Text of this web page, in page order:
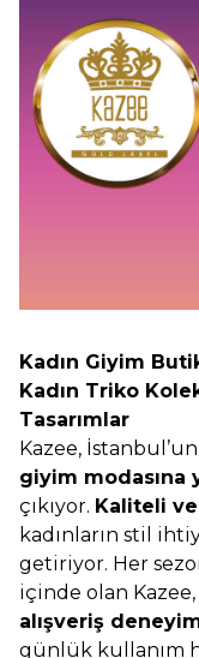
Kadın Giyim
Kadın Triko
Tasarımlar
Kazee,
giyim modasına
çıkıyor. Kaliteli ve
kadınların stil
getiriyor. Her
içinde olan Kazee,
alışveriş
günlük kullanım